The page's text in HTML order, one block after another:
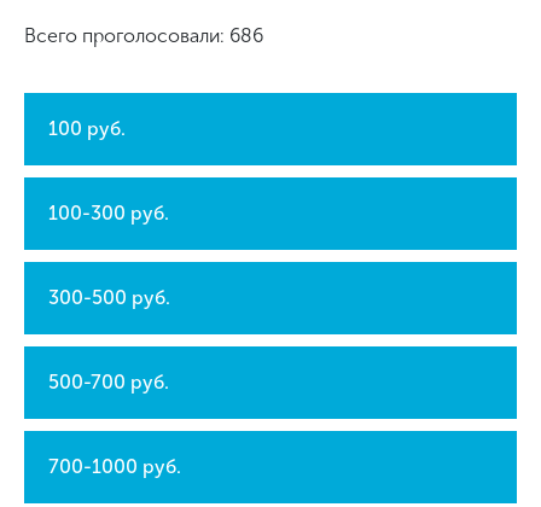
Всего проголосовали: 686
100 руб.
100-300 руб.
300-500 руб.
500-700 руб.
700-1000 руб.